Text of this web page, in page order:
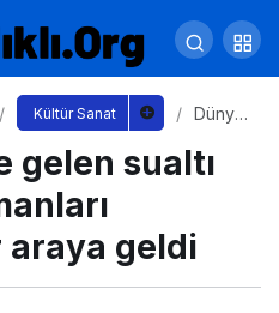
Kültür Sanat
Dünya
önde
gelen
ojisi
uzmanl
gelen sualtı
geldi
Kıbrıs Tiyatro